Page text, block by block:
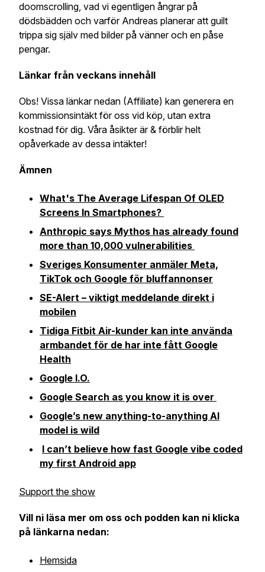
doomscrolling, vad vi egentligen ångrar på
dödsbädden och varför Andreas planerar att guilt
trippa sig själv med bilder på vänner och en påse
pengar.
Länkar från veckans innehåll
Obs! Vissa länkar nedan (Affiliate) kan generera en
kommissionsintäkt för oss vid köp, utan extra
kostnad för dig. Våra åsikter är & förblir helt
opåverkade av dessa intäkter!
Ämnen
What's The Average Lifespan Of OLED
Screens In Smartphones?
Anthropic says Mythos has already found
more than 10,000 vulnerabilities
Sveriges Konsumenter anmäler Meta,
TikTok och Google för bluffannonser
SE-Alert – viktigt meddelande direkt i
mobilen
Tidiga Fitbit Air-kunder kan inte använda
armbandet för de har inte fått Google
Health
Google I.O.
Google Search as you know it is over
Google’s new anything-to-anything AI
model is wild
I can’t believe how fast Google vibe coded
my first Android app
Support the show
Vill ni läsa mer om oss och podden kan ni klicka
på länkarna nedan:
Hemsida